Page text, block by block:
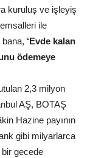
kuruluş ve işleyiş
emsalleri ile
bana, ‘Evde kalan
ödemeye
2,3 milyon
AŞ, BOTAŞ
Hazine payının
gibi milyarlarca
bir gecede